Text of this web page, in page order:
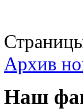
Архив
Наш